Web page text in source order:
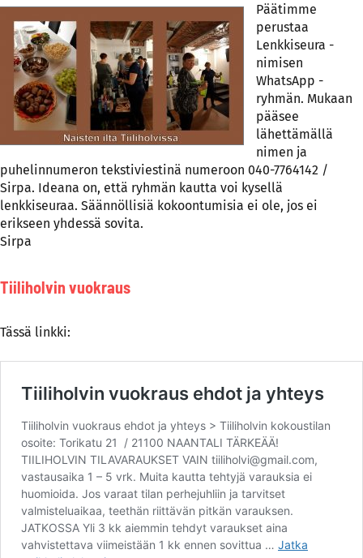
Päätimme
perustaa
Lenkkiseura -
nimisen
WhatsApp -
ryhmän. Mukaan
pääsee
lähettämällä
nimen ja
puhelinnumeron tekstiviestinä numeroon 040-7764142 /
Sirpa. Ideana on, että ryhmän kautta voi kysellä
lenkkiseuraa. Säännöllisiä kokoontumisia ei ole, jos ei
erikseen yhdessä sovita.
Sirpa
Tiiliholvin vuokraus
Tässä linkki: